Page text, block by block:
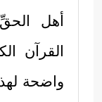
أهل
القرآن
واضحة